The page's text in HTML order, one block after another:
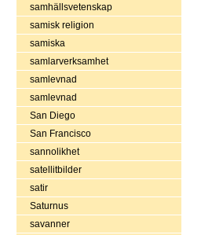
samhällsvetenskap
samisk religion
samiska
samlarverksamhet
samlevnad
samlevnad
San Diego
San Francisco
sannolikhet
satellitbilder
satir
Saturnus
savanner